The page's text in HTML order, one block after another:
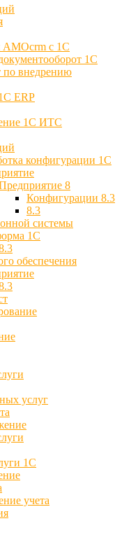
AMOcrm с 1C
1С
по внедрению
ERP
1С ИТС
конфигурации 1С
8
Конфигурации 8.3
8.3
системы
1С
обеспечения
услуг
1С
учета